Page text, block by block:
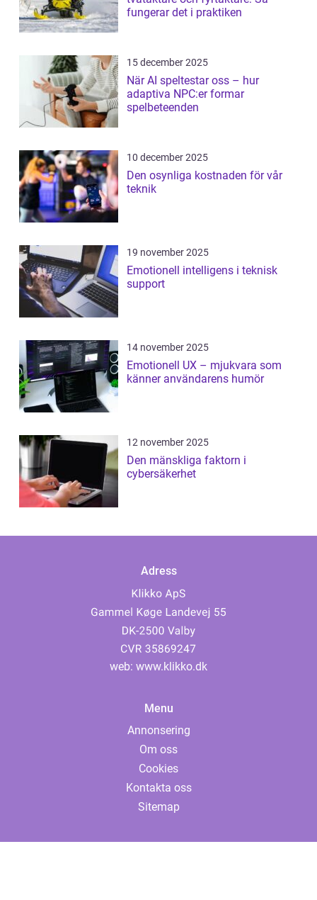
fungerar det i praktiken
15 december 2025
När AI speltestar oss – hur
adaptiva NPC:er formar
spelbeteenden
10 december 2025
Den osynliga kostnaden för vår
teknik
19 november 2025
Emotionell intelligens i teknisk
support
14 november 2025
Emotionell UX – mjukvara som
känner användarens humör
12 november 2025
Den mänskliga faktorn i
cybersäkerhet
Adress
web: www.klikko.dk
Menu
Annonsering
Om oss
Cookies
Kontakta oss
Sitemap